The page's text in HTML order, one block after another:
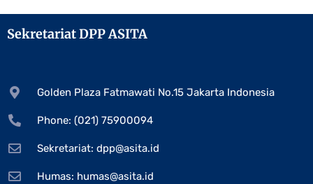
Sekretariat DPP ASITA
Golden Plaza Fatmawati No.15 Jakarta Indonesia
Phone: (021) 75900094
Sekretariat: dpp@asita.id
Humas: humas@asita.id